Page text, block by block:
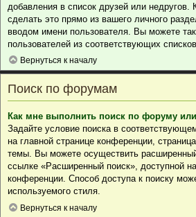
добавления в список друзей или
сделать это прямо из вашего личного
вводом имени пользователя. Вы можете
пользователей из соответствующих
Вернуться к началу
Поиск по форумам
Как мне выполнить поиск по форуму
Задайте условие поиска в
на главной странице конференции,
темы. Вы можете осуществить
ссылке «Расширенный поиск», доступной
конференции. Способ доступа к поиску
используемого стиля.
Вернуться к началу